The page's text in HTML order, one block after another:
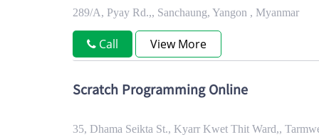
289/A, Pyay Rd.,, Sanchaung, Yangon , Myanmar
Call View More
Scratch Programming Online
35, Dhama Seikta St., Kyarr Kwet Thit Ward,,